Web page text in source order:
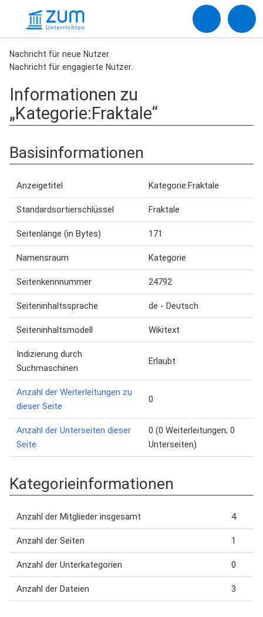
Nachricht für neue Nutzer.
Nachricht für engagierte Nutzer.
Informationen zu
„Kategorie:Fraktale“
Basisinformationen
Anzeigetitel Kategorie:Fraktale
Standardsortierschlüssel Fraktale
Seitenlänge (in Bytes) 171
Namensraum Kategorie
Seitenkennnummer 24792
Seiteninhaltssprache de - Deutsch
Seiteninhaltsmodell Wikitext
Indizierung durch
Suchmaschinen
Erlaubt
Anzahl der Weiterleitungen zu
dieser Seite
0
Anzahl der Unterseiten dieser
Seite
0 (0 Weiterleitungen; 0
Unterseiten)
Kategorieinformationen
Anzahl der Mitglieder insgesamt 4
Anzahl der Seiten 1
Anzahl der Unterkategorien 0
Anzahl der Dateien 3